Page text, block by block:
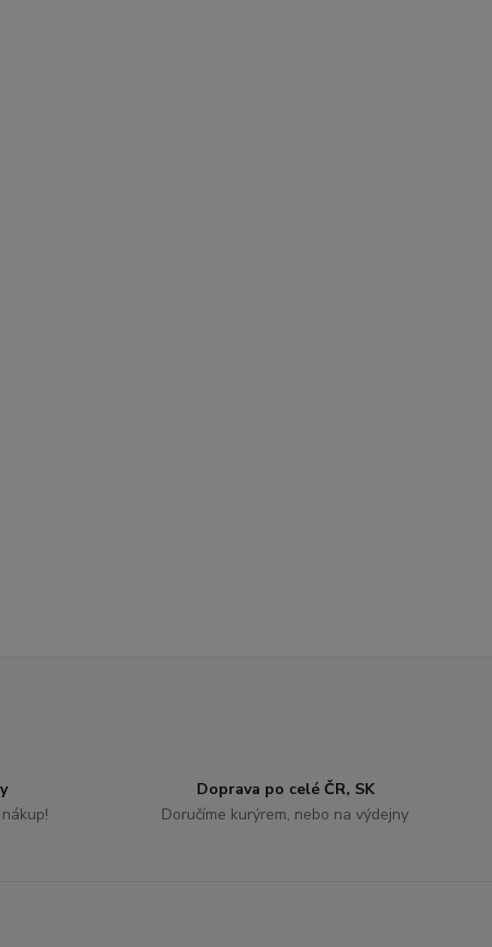
Doprava po celé ČR, SK
Doručíme kurýrem, nebo na výdejny